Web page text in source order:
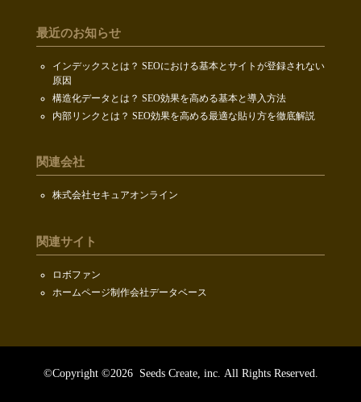
最近のお知らせ
インデックスとは？ SEOにおける基本とサイトが登録されない
原因
構造化データとは？ SEO効果を高める基本と導入方法
内部リンクとは？ SEO効果を高める最適な貼り方を徹底解説
関連会社
株式会社セキュアオンライン
関連サイト
ロボファン
ホームページ制作会社データベース
©Copyright ©2026 Seeds Create, inc. All Rights Reserved.